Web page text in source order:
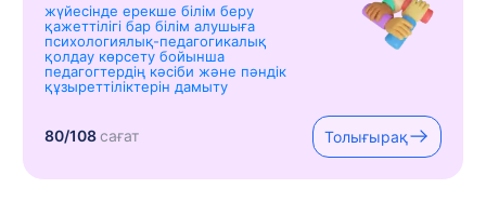
жүйесінде ерекше білім беру
қажеттілігі бар білім алушыға
психологиялық-педагогикалық
қолдау көрсету бойынша
педагогтердің кәсіби және пәндік
құзыреттіліктерін дамыту
80/108сағат Толығырақ